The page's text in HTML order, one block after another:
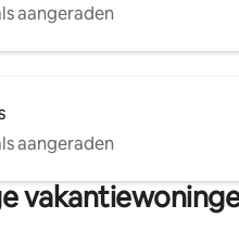
aangeraden
aangeraden